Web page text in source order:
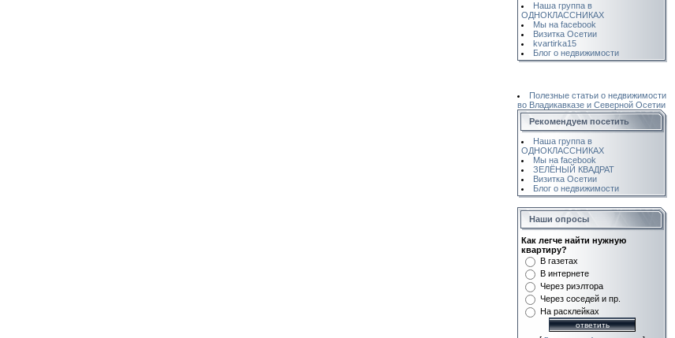
Наша группа в
ОДНОКЛАССНИКАХ
Мы на facebook
Визитка Осетии
kvartirka15
Блог о недвижимости
Полезные статьи о недвижимости
во Владикавказе и Северной Осетии
Рекомендуем посетить
Наша группа в
ОДНОКЛАССНИКАХ
Мы на facebook
ЗЕЛЁНЫЙ КВАДРАТ
Визитка Осетии
Блог о недвижимости
Наши опросы
Как легче найти нужную
квартиру?
В газетах
В интернете
Через риэлтора
Через соседей и пр.
На расклейках